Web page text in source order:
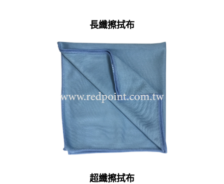
長纖擦拭布
超纖擦拭布